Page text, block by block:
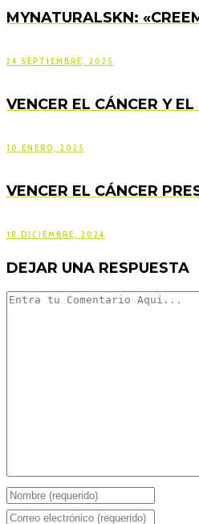
MYNATURALSKN:
24 SEPTIEMBRE, 2025
VENCER EL CÁNCER Y
10 ENERO, 2025
VENCER EL CÁNCER
18 DICIEMBRE, 2024
DEJAR UNA RESPUESTA